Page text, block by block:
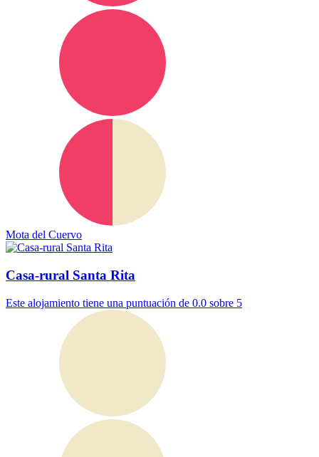
Mota del Cuervo
Casa-rural Santa Rita
Este alojamiento tiene una puntuación de 0.0 sobre 5